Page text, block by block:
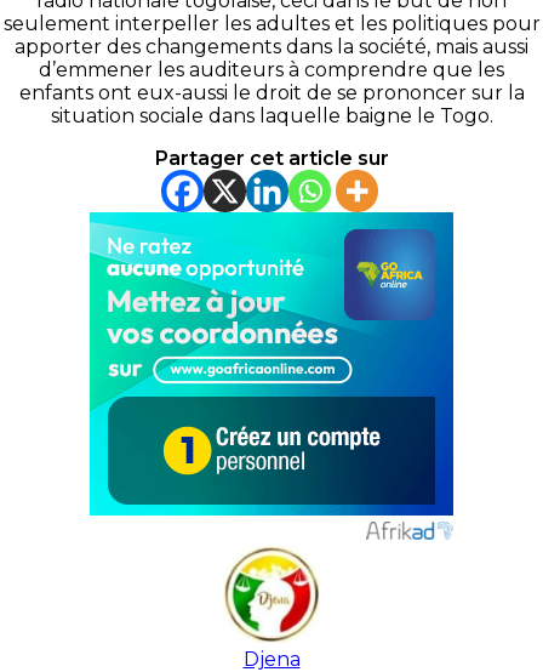
seulement interpeller les adultes et les politiques pour
apporter des changements dans la société, mais aussi
d’emmener les auditeurs à comprendre que les
enfants ont eux-aussi le droit de se prononcer sur la
situation sociale dans laquelle baigne le Togo.
Partager cet article sur
Djena